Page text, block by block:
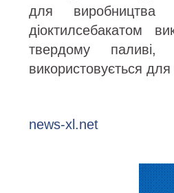
для
діоктилсебакатом
твердому
використовується для
news-xl.net